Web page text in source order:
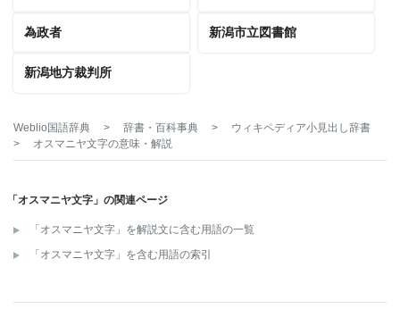
為政者 新潟市立図書館
新潟地方裁判所
Weblio国語辞典 > 辞書・百科事典 >
ウィキペディア小見出し辞書
>
オスマニヤ文字の意味・解説
「オスマニヤ文字」の関連ページ
「オスマニヤ文字」を解説文に含む用語の一覧
「オスマニヤ文字」を含む用語の索引